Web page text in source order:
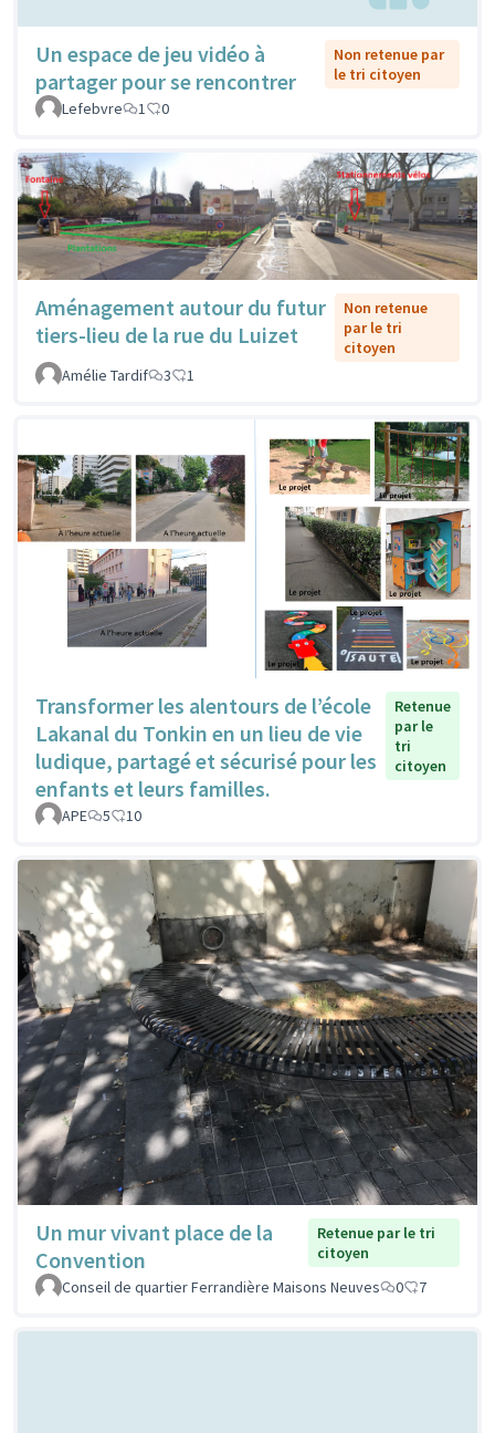
Un espace de jeu vidéo à
partager pour se rencontrer
Non retenue par
le tri citoyen
Lefebvre
1 0
Aménagement autour du futur
tiers-lieu de la rue du Luizet
Non retenue
par le tri
citoyen
Amélie Tardif
3 1
Transformer les alentours de l’école
Lakanal du Tonkin en un lieu de vie
ludique, partagé et sécurisé pour les
enfants et leurs familles.
Retenue
par le
tri
citoyen
APE 5 10
Un mur vivant place de la
Convention
Retenue par le tri
citoyen
Conseil de quartier Ferrandière Maisons Neuves
0 7